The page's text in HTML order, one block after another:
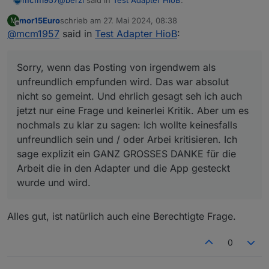
zertifikatsbasiert verschlüsseln. Nicht nur absolut
datenschutzfreundlich, sondern auch super schnell und
ohne delay :)
@mcm1957deine Antwort ist vermutlich
unfreundlich empfunden wird. Das war absolut nicht
so gemeint. Und ehrlich gesagt seh ich auch jetzt
nur eine Frage und keinerlei Kritik. Aber um es
nochmals zu klar zu sagen: Ich wollte keinesfalls
unfreundlich sein und / oder Arbei kritisieren. Ich
sage explizit ein GANZ GROSSES DANKE für die
Arbeit die in den Adapter und die App gesteckt
wurde und wird.
Aber um es nochmal auszusprechen:
Es gibt nur eine Verbindung zwischen deinem
Handy und dem Adapter, der einen Port an
deinem iobroker öffnet. Diesen kannst du noch
wahlweise per AES oder zertifikatsbasiert
verschlüsseln. Nicht nur absolut
datenschutzfreundlich, sondern auch super
schnell und ohne delay :)
DANKE für die Klarstellung. Ja hätt ich an Hand der
als Beispiel angegebenen IPs (10.x.x.x) sehen
können. Sorry.
M
Offline
mor15Euroschrieb am 27. Mai 2024, 08:38
zuletzt editiert von
@mcm1957 said in Test Adapter HioB:
Sorry, wenn das Posting von irgendwem als
unfreundlich empfunden wird. Das war absolut
nicht so gemeint. Und ehrlich gesagt seh ich auch
jetzt nur eine Frage und keinerlei Kritik. Aber um es
nochmals zu klar zu sagen: Ich wollte keinesfalls
unfreundlich sein und / oder Arbei kritisieren. Ich
sage explizit ein GANZ GROSSES DANKE für die
Arbeit die in den Adapter und die App gesteckt
wurde und wird.
Alles gut, ist natürlich auch eine Berechtigte Frage.
0